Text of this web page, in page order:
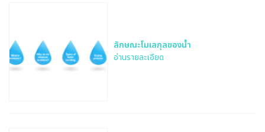
ลักษณะโมเลกุลของน้ำ
อ่านรายละเอียด